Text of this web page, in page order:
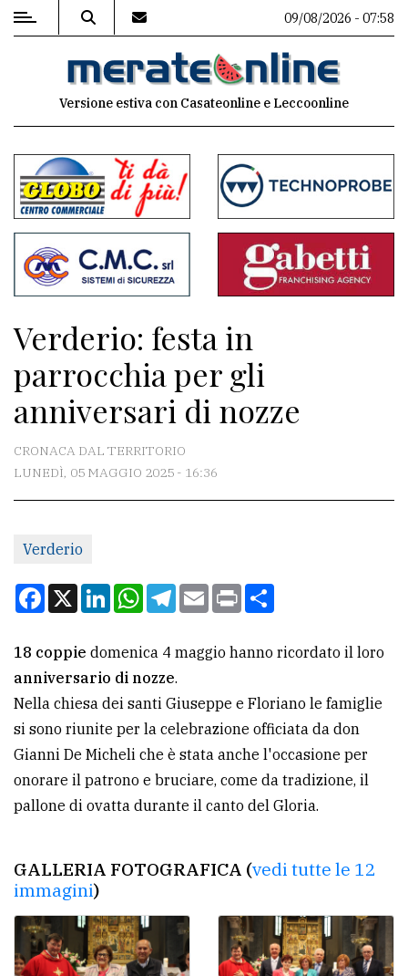
MENU
commenti
Contenuti
del
sito
Associazioni
Meteo
CONTATTI
Scrivici
Per
la
pubblicità
CERCA
Cerca
per
comune
avanzata
LE
ALTRE
TESTATE
09/08/2026 - 07:58
Versione estiva con Casateonline e Leccoonline
Verderio: festa in
parrocchia per gli
anniversari di nozze
CRONACA DAL TERRITORIO
LUNEDÌ, 05 MAGGIO 2025 - 16:36
Verderio
Facebook
X LinkedInWhatsApp
Telegram
EmailPrint
18 coppie domenica 4 maggio hanno ricordato il loro
anniversario di nozze.
Nella chiesa dei santi Giuseppe e Floriano le famiglie
si sono riunite per la celebrazione officiata da don
Gianni De Micheli che è stata anche l'occasione per
onorare il patrono e bruciare, come da tradizione, il
pallone di ovatta durante il canto del Gloria.
GALLERIA FOTOGRAFICA (vedi tutte le 12
immagini)